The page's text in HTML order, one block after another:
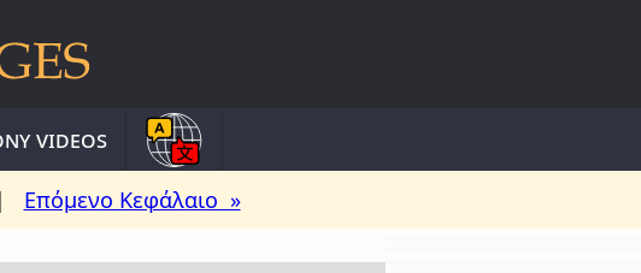
videos
Επόμενο Κεφάλαιο »